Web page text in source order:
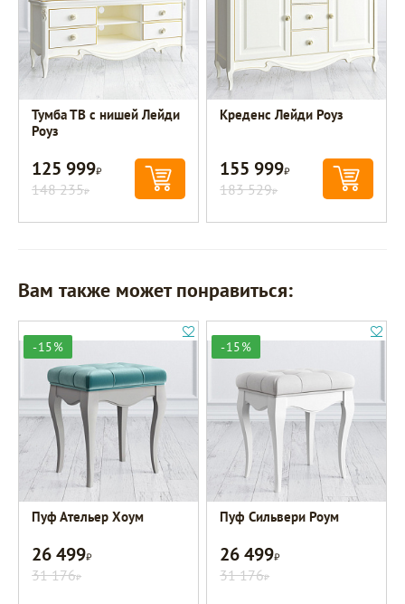
Тумба ТВ с нишей Лейди
Роуз
125 999Р
148 235Р
Креденс Лейди Роуз
155 999Р
183 529Р
Вам также может понравиться:
-15%
Пуф Ательер Хоум
26 499Р
31 176Р
-15%
Пуф Сильвери Роум
26 499Р
31 176Р